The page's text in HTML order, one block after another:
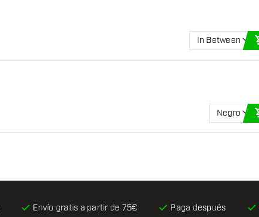
In Between
Negro
Envío gratis a partir de 75€ Paga después